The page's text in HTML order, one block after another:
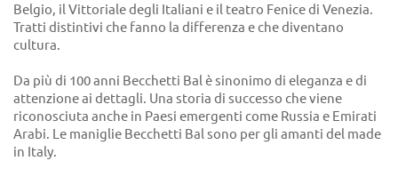
Belgio, il Vittoriale degli Italiani e il teatro Fenice di Venezia.
Tratti distintivi che fanno la differenza e che diventano
cultura.
Da più di 100 anni Becchetti Bal è sinonimo di eleganza e di
attenzione ai dettagli. Una storia di successo che viene
riconosciuta anche in Paesi emergenti come Russia e Emirati
Arabi. Le maniglie Becchetti Bal sono per gli amanti del made
in Italy.